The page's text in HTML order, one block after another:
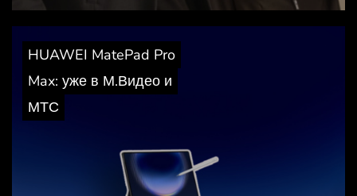
HUAWEI MatePad Pro
Max: уже в М.Видео и
МТС